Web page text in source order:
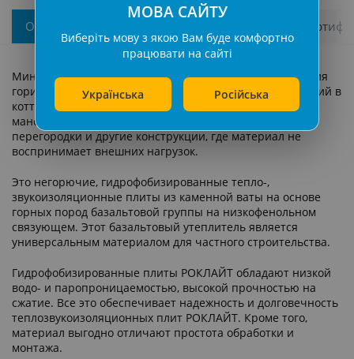
Описание Гарантии и
Минеральная вата РОКЛАЙТ - это тепло-, звукоизоляция
горизонтальных, наклонных и вертикальных конструкций в
коттеджном и малоэтажном строительстве, таких как
мансарды, каркасные стены, полы, перекрытия,
перегородки и другие конструкции, где материал не
воспринимает внешних нагрузок.
Это негорючие, гидрофобизированные тепло-,
звукоизоляционные плиты из каменной ваты на основе
горных пород базальтовой группы на низкофенольном
связующем. Этот базальтовый утеплитель является
универсальным материалом для частного строительства.
Гидрофобизированные плиты РОКЛАЙТ обладают низкой
водо- и паропроницаемостью, высокой прочностью на
сжатие. Все это обеспечивает надежность и долговечность
теплозвукоизоляционных плит РОКЛАЙТ. Кроме того,
материал выгодно отличают простота обработки и
монтажа.
МОВА САЙТУ
Виберіть мову з якою Вам буде комфортно
працювати на сайті
Українська Російська